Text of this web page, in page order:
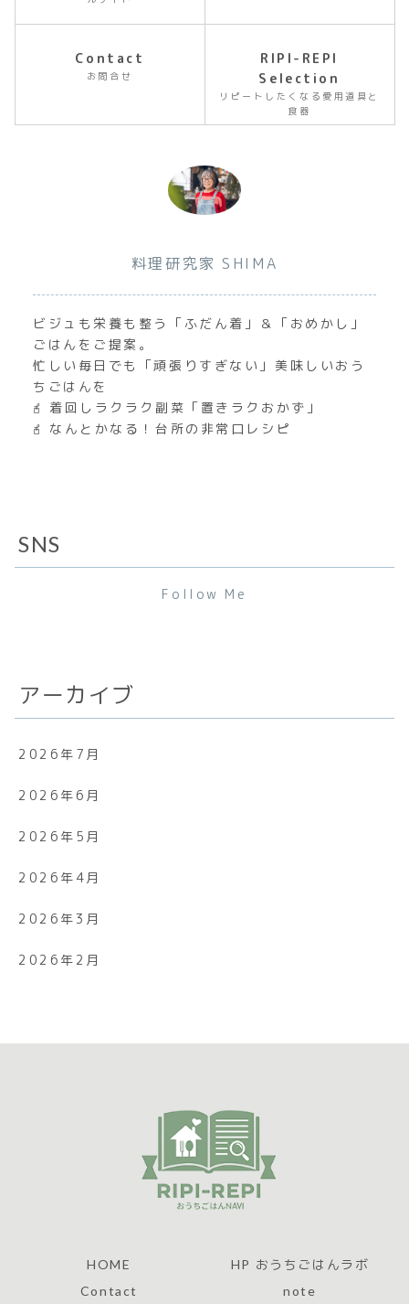
Contact
お問合せ
RIPI-REPI
Selection
リピートしたくなる愛用道具と
食器
料理研究家 SHIMA
ビジュも栄養も整う「ふだん着」＆「おめかし」
ごはんをご提案。
忙しい毎日でも「頑張りすぎない」美味しいおう
ちごはんを
𖧭 着回しラクラク副菜「置きラクおかず」
𖧭 なんとかなる！台所の非常口レシピ
SNS
Follow Me
アーカイブ
2026年7月
2026年6月
2026年5月
2026年4月
2026年3月
2026年2月
HOME
HP おうちごはんラボ
Contact
note